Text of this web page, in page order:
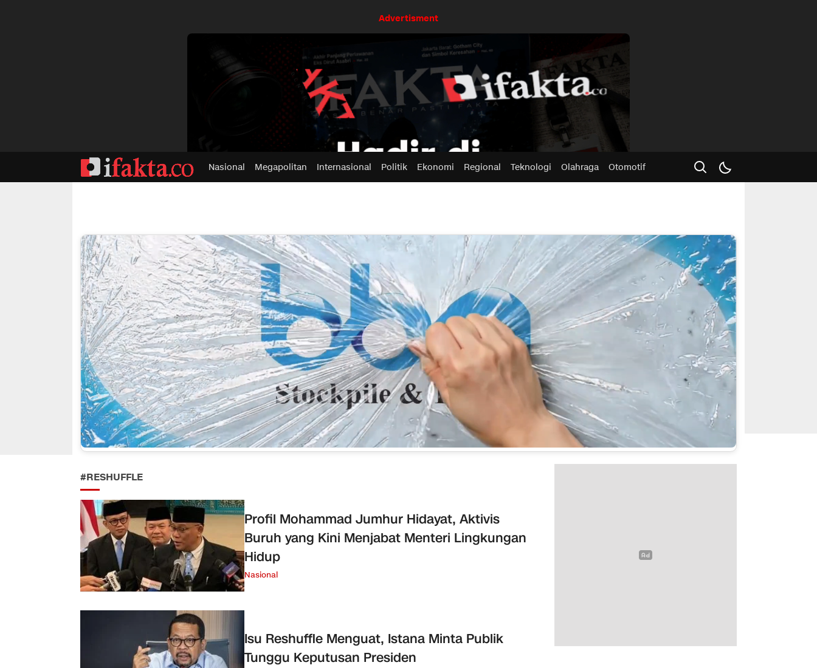
Advertisment
Nasional Megapolitan Internasional Politik Ekonomi Regional Teknologi Olahraga Otomotif
#RESHUFFLE
Profil Mohammad Jumhur Hidayat, Aktivis
Buruh yang Kini Menjabat Menteri Lingkungan
Hidup
Nasional
Isu Reshuffle Menguat, Istana Minta Publik
Tunggu Keputusan Presiden